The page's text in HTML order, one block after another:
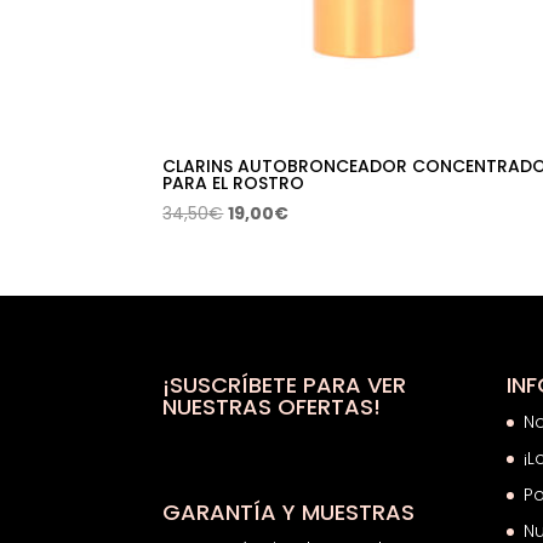
CLARINS AUTOBRONCEADOR
PARA EL ROSTRO
34,50€El
era:
19,00€El
es:
¡SUSCRÍBETE PARA VER
NUESTRAS OFERTAS!
GARANTÍA Y MUESTRAS